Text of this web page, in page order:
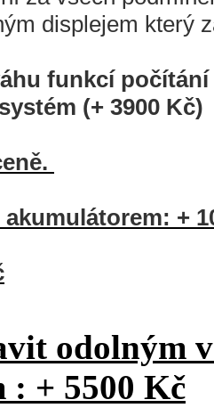
displejem který
funkcí
(+ 3900 Kč)
+
odolným
+ 5500 Kč